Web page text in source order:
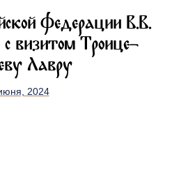
Федерации В.В.
визитом Троице-
Лавру
2024